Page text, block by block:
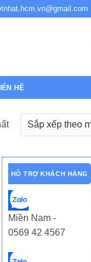
HỆ
HỖ TRỢ KHÁCH HÀNG
Miền Nam -
0569 42 4567